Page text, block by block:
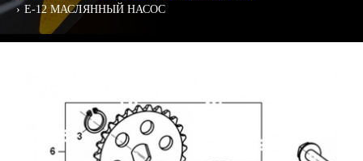
E-12 МАСЛЯННЫЙ НАСОС